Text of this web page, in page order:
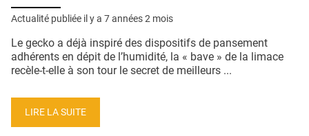
Actualité publiée il y a 7 années 2 mois
Le gecko a déjà inspiré des dispositifs de pansement
adhérents en dépit de l’humidité, la « bave » de la limace
recèle-t-elle à son tour le secret de meilleurs ...
LIRE LA SUITE